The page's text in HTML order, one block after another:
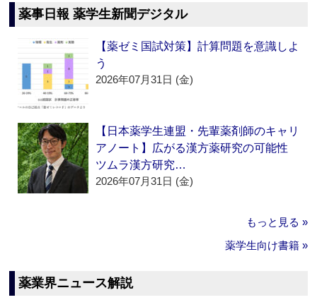
薬事日報 薬学生新聞デジタル
【薬ゼミ国試対策】計算問題を意識しよ
う
2026年07月31日 (金)
【日本薬学生連盟・先輩薬剤師のキャリ
アノート】広がる漢方薬研究の可能性
ツムラ漢方研究…
2026年07月31日 (金)
もっと見る »
薬学生向け書籍 »
薬業界ニュース解説